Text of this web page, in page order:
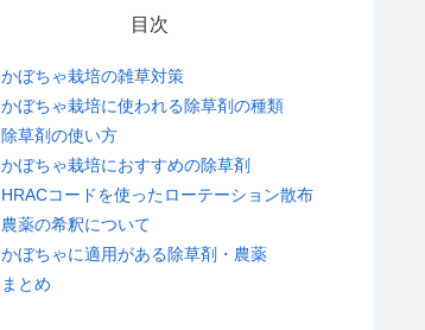
目次
かぼちゃ栽培の雑草対策
かぼちゃ栽培に使われる除草剤の種類
除草剤の使い方
かぼちゃ栽培におすすめの除草剤
HRACコードを使ったローテーション散布
農薬の希釈について
かぼちゃに適用がある除草剤・農薬
まとめ